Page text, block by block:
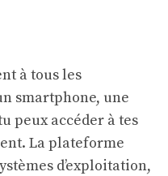
à tous les
smartphone, une
peux accéder à tes
La plateforme
d’exploitation,